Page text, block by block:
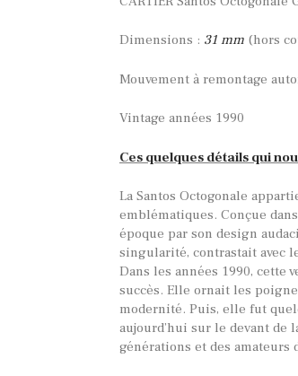
Dimensions : 31 mm (hors
Mouvement à remontage
Vintage années 1990
Ces quelques détails qui
La Santos Octogonale
emblématiques. Conçue
époque par son design
singularité, contrastait avec
Dans les années 1990, cette
succès. Elle ornait les
modernité. Puis, elle fut
aujourd’hui sur le devant de
générations et des amateurs